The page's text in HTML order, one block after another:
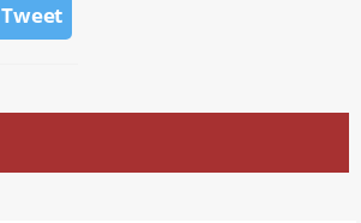
Tweet